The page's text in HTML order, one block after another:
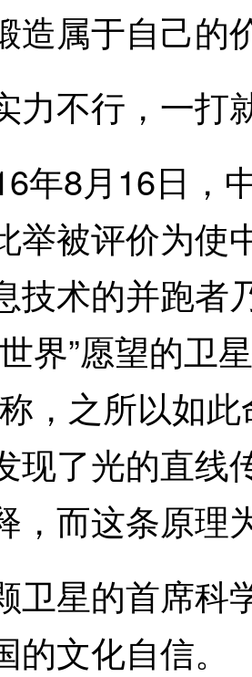
造属于自己的
不行，一打
8月16日，中
举被评价为使
技术的并跑者
界”愿望的
，之所以如
现了光的直线
，而这条原理
星的首席科
的文化自信。